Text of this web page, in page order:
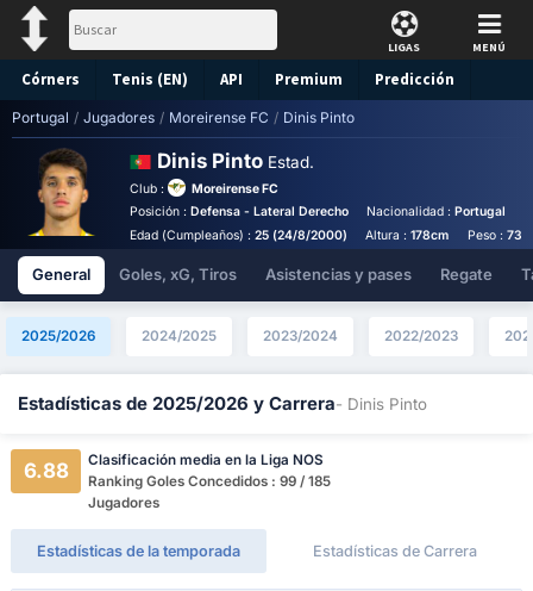
LIGAS MENÚ
Córners Tenis (EN) API Premium Predicción
Portugal / Jugadores / Moreirense FC / Dinis Pinto
Dinis Pinto Estad.
Club :
Moreirense FC
Posición : Defensa - Lateral Derecho Nacionalidad :Portugal
Edad (Cumpleaños) : 25 (24/8/2000) Altura :178cm Peso :
General Goles, xG, Tiros Asistencias y pases Regate
2025/2026 2024/2025 2023/2024 2022/2023
Estadísticas de 2025/2026 y Carrera- Dinis Pinto
6.88
Clasificación media en la Liga NOS
Ranking Goles Concedidos : 99 / 185
Jugadores
Estadísticas de la temporada Estadísticas de Carrera